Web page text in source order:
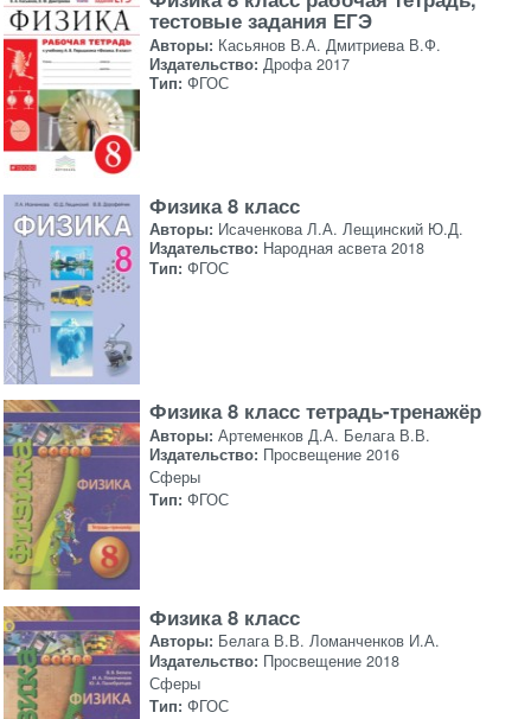
тестовые задания ЕГЭ
Авторы: Касьянов В.А. Дмитриева В.Ф.
Издательство: Дрофа 2017
Тип: ФГОС
Физика 8 класс
Авторы: Исаченкова Л.А. Лещинский Ю.Д.
Издательство: Народная асвета 2018
Тип: ФГОС
Физика 8 класс тетрадь-тренажёр
Авторы: Артеменков Д.А. Белага В.В.
Издательство: Просвещение 2016
Сферы
Тип: ФГОС
Физика 8 класс
Авторы: Белага В.В. Ломанченков И.А.
Издательство: Просвещение 2018
Сферы
Тип: ФГОС